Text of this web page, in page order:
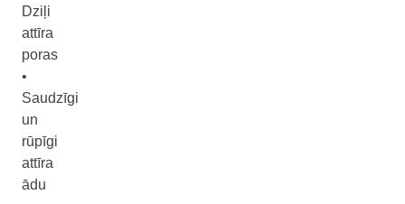
Dziļi
attīra
poras
•
Saudzīgi
un
rūpīgi
attīra
ādu